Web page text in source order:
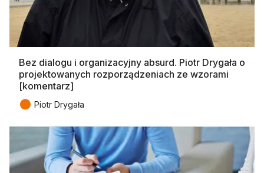
Bez dialogu i organizacyjny absurd. Piotr Drygała o
projektowanych rozporządzeniach ze wzorami
[komentarz]
● Piotr Drygała